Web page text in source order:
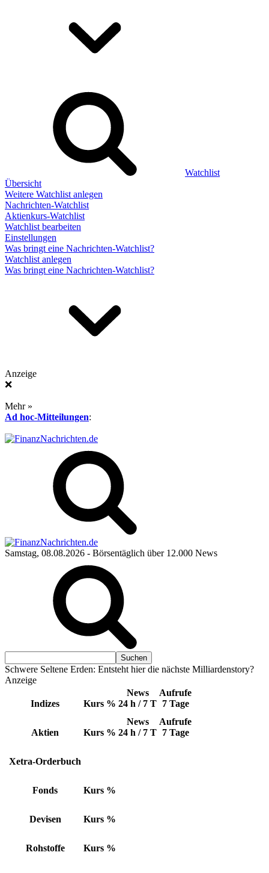
Watchlist
Übersicht
Weitere Watchlist anlegen
Nachrichten-Watchlist
Aktienkurs-Watchlist
Watchlist bearbeiten
Einstellungen
Was bringt eine Nachrichten-Watchlist?
Watchlist anlegen
Was bringt eine Nachrichten-Watchlist?
Anzeige
❌
Mehr »
Ad hoc-Mitteilungen:
Samstag, 08.08.2026 - Börsentäglich über 12.000 News
Schwere Seltene Erden: Entsteht hier die nächste Milliardenstory?
Anzeige
Indizes Kurs %
News
24 h / 7 T
Aufrufe
7 Tage
Aktien Kurs %
News
24 h / 7 T
Aufrufe
7 Tage
Xetra-Orderbuch
Fonds Kurs %
Devisen Kurs %
Rohstoffe Kurs %